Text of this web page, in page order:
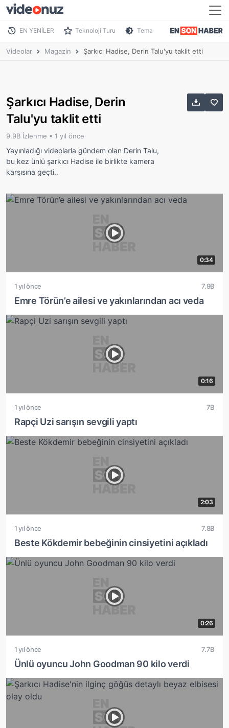
EN YENİLER Teknoloji Turu Tema
Videolar Magazin Şarkıcı Hadise, Derin Talu'yu taklit etti
Şarkıcı Hadise, Derin
Talu'yu taklit etti
9.9B İzlenme • 1 yıl önce
Yayınladığı videolarla gündem olan Derin Talu,
bu kez ünlü şarkıcı Hadise ile birlikte kamera
karşısına geçti..
0:34
1 yıl önce 7.9B
Emre Törün’e ailesi ve yakınlarından acı veda
0:16
1 yıl önce 7B
Rapçi Uzi sarışın sevgili yaptı
2:03
1 yıl önce 7.8B
Beste Kökdemir bebeğinin cinsiyetini açıkladı
0:26
1 yıl önce 7.7B
Ünlü oyuncu John Goodman 90 kilo verdi